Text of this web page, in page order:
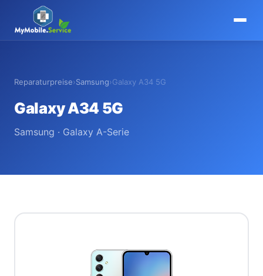
MyMobile.Service
Reparaturpreise›Samsung›Galaxy A34 5G
Galaxy A34 5G
Samsung · Galaxy A-Serie